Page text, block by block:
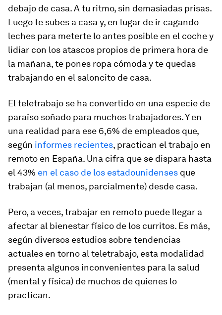
debajo de casa. A tu ritmo, sin demasiadas prisas.
Luego te subes a casa y, en lugar de ir cagando
leches para meterte lo antes posible en el coche y
lidiar con los atascos propios de primera hora de
la mañana, te pones ropa cómoda y te quedas
trabajando en el saloncito de casa.
El teletrabajo se ha convertido en una especie de
paraíso soñado para muchos trabajadores. Y en
una realidad para ese 6,6% de empleados que,
según informes recientes, practican el trabajo en
remoto en España. Una cifra que se dispara hasta
el 43% en el caso de los estadounidenses que
trabajan (al menos, parcialmente) desde casa.
Pero, a veces, trabajar en remoto puede llegar a
afectar al bienestar físico de los curritos. Es más,
según diversos estudios sobre tendencias
actuales en torno al teletrabajo, esta modalidad
presenta algunos inconvenientes para la salud
(mental y física) de muchos de quienes lo
practican.